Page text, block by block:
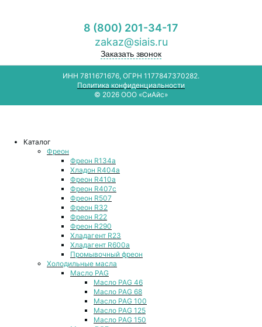
8 (800) 201-34-17
zakaz@siais.ru
Заказать звонок
ИНН 7811671676, ОГРН 1177847370282.
Политика конфиденциальности
© 2026 ООО «СиАйс»
Каталог
Фреон
Фреон R134a
Хладон R404a
Фреон R410a
Фреон R407с
Фреон R507
Фреон R32
Фреон R22
Фреон R290
Хладагент R23
Хладагент R600a
Промывочный фреон
Холодильные масла
Масло PAG
Масло PAG 46
Масло PAG 68
Масло PAG 100
Масло PAG 125
Масло PAG 150